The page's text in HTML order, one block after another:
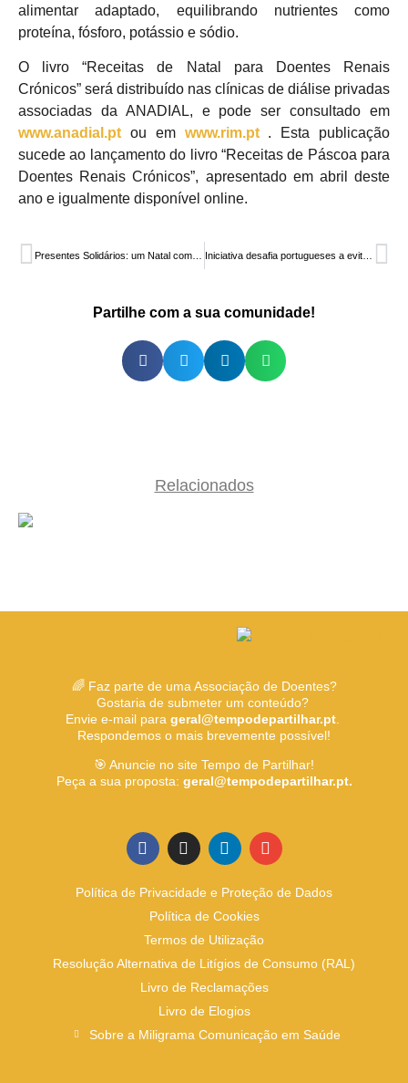
alimentar adaptado, equilibrando nutrientes como
proteína, fósforo, potássio e sódio.
O livro “Receitas de Natal para Doentes Renais
Crónicos” será distribuído nas clínicas de diálise privadas
associadas da ANADIAL, e pode ser consultado em
www.anadial.pt ou em www.rim.pt. Esta publicação
sucede ao lançamento do livro “Receitas de Páscoa para
Doentes Renais Crónicos”, apresentado em abril deste
ano e igualmente disponível online.
Iniciativa desafia portugueses a evitar consumir bebidas alcoólicas durante o mês de janeiro
Partilhe com a sua comunidade!
Relacionados
🌈 Faz parte de uma Associação de Doentes?
Gostaria de submeter um conteúdo?
Envie e-mail para geral@tempodepartilhar.pt.
Respondemos o mais brevemente possível!
🎯 Anuncie no site Tempo de Partilhar!
Peça a sua proposta: geral@tempodepartilhar.pt.
Política de Privacidade e Proteção de Dados
Política de Cookies
Termos de Utilização
Resolução Alternativa de Litígios de Consumo (RAL)
Livro de Reclamações
Livro de Elogios
Sobre a Miligrama Comunicação em Saúde